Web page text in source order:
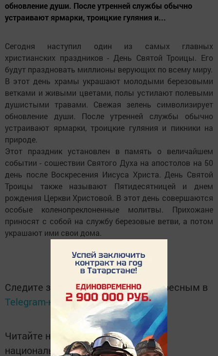
обновление души. После утренней службы обычно
устраивают ярмарки, троицкие гуляния и...
Сегодня наступил один из самых главных
христианских праздников - День Святой Троицы. Его
будут праздновать миллионы верующих по всему миру.
В этот день храмы украшают молодыми березовыми
ветками и живыми цветами, полы устилают полевыми
душистыми травами. Свежая зелень символизирует
обновление души. После утренней службы обычно
устраивают ярмарки, троицкие гуляния и пикники на
природе.
Этот праздник установлен в память о величайшем
событии - сошествии Святого Духа на апостолов на 50
день после Воскресения Иисуса Христа. День Святой
Троицы также называют Пятидесятницей и днем
рождения Церкви Христовой. В этот день совершаются
особые коленопреклоненные молитвы. Прихожане
приносят с собой на службу березовые ветви, а потом
украшают ими свои дома.
Следите за самым важным и интересным в
Telegram-каналеТатмедиа
Читайте новости Татарстана в
национальном мессенджере MАХ: